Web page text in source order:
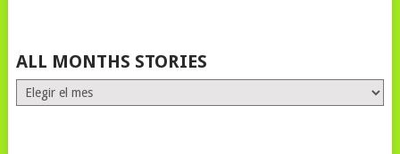
ALL MONTHS STORIES
ALL
MONTHS